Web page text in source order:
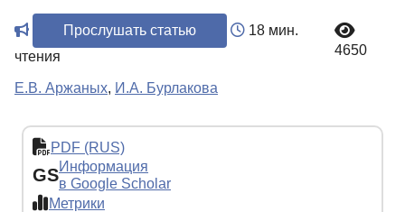
Прослушать статью
18 мин.
чтения
4650
Е.В. Аржаных, И.А. Бурлакова
PDF (RUS)
GSИнформация
в Google Scholar
Метрики